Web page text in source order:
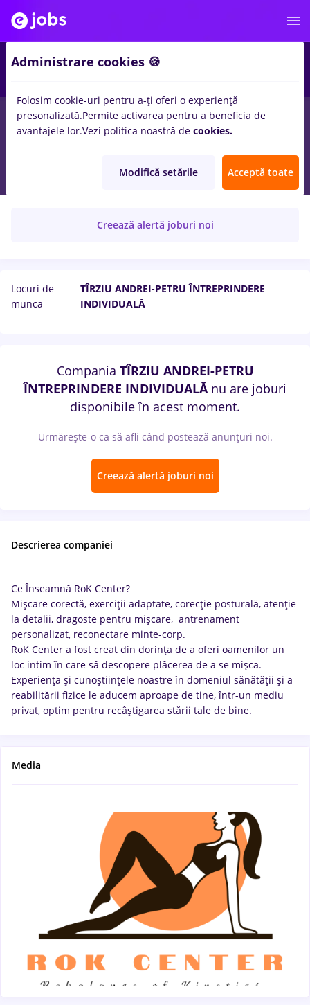
TÎRZIU ANDREI-PETRU ÎNTREPRINDERE
Creează alertă joburi noi
Locuri de
munca
TÎRZIU ANDREI-PETRU ÎNTREPRINDERE
INDIVIDUALĂ
Compania TÎRZIU ANDREI-PETRU
ÎNTREPRINDERE INDIVIDUALĂnu are joburi
disponibile în acest moment.
Urmărește-o ca să afli când postează anunțuri noi.
Creează alertă joburi noi
Descrierea companiei
Ce Înseamnă RoK Center?
Mișcare corectă, exerciții adaptate, corecție posturală, atenție
la detalii, dragoste pentru mișcare, antrenament
personalizat, reconectare minte-corp.
RoK Center a fost creat din dorința de a oferi oamenilor un
loc intim în care să descopere plăcerea de a se mișca.
Experiența și cunoștiințele noastre în domeniul sănătății și a
reabilitării fizice le aducem aproape de tine, într-un mediu
privat, optim pentru recâștigarea stării tale de bine.
Media
Administrare cookies 🍪
Folosim cookie-uri pentru a-ți oferi o experiență
presonalizată.Permite activarea pentru a beneficia de
avantajele lor.Vezi politica noastră de cookies.
Modifică setările Acceptă toate